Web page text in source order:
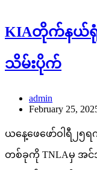
KIAတိုက်နယ်ရုံ
သိမ်းပိုက်
admin
February 25,
ယနေ့ဖေဖော်ဝါရီ၂၅
တစ်ခုကို TNLAမှ အင်